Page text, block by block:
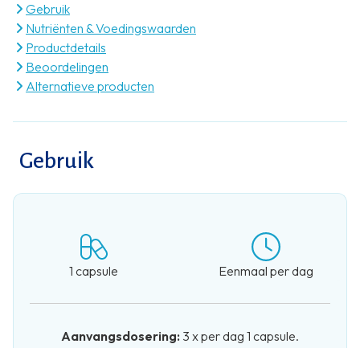
Gebruik
Nutriënten & Voedingswaarden
Productdetails
Beoordelingen
Alternatieve producten
Gebruik
1 capsule Eenmaal per dag
Aanvangsdosering: 3 x per dag 1 capsule.